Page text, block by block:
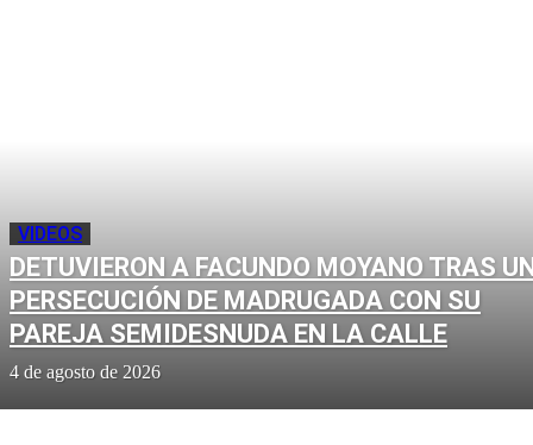
VIDEOS
DETUVIERON A FACUNDO MOYANO TRAS
PERSECUCIÓN DE MADRUGADA CON SU
PAREJA SEMIDESNUDA EN LA CALLE
4 de agosto de 2026